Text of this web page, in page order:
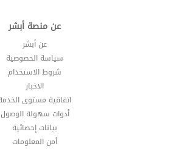
عن منصة أبشر
عن أبشر
سياسة الخصوصية
شروط الاستخدام
الاخبار
اتفاقية مستوى
أدوات سهولة الوصول
بيانات إحصائية
أمن المعلومات